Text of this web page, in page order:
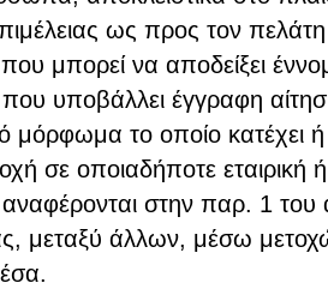
ως προς τον
μπορεί να αποδείξει
υποβάλλει έγγραφη
μόρφωμα το οποίο κατέχει ή
σε οποιαδήποτε εταιρική
στην παρ. 1
μεταξύ άλλων, μέσω